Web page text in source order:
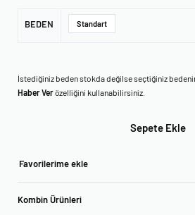
BEDEN Standart
İstediğiniz beden stokda değilse seçtiğiniz
Haber Verözelliğini kullanabilirsiniz.
Sepete Ekle
Favorilerime ekle
Kombin Ürünleri